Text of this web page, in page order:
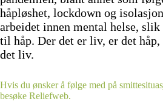
håpløshet, lockdown og
arbeidet innen mental helse, slik
til håp. Der det er liv, er det håp,
det liv.
Hvis du ønsker å følge med på
besøke Reliefweb.